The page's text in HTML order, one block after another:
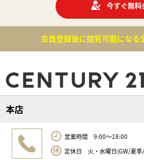
今すぐ無料
会員登録後に閲覧可能になる
本店
営業時間 9:00～18:00
定休日 火・水曜日(GW/夏季